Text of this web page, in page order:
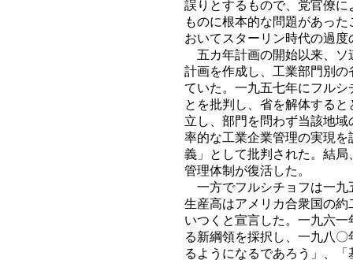
誤りとするもので、党官僚
ものに根本的な問題があっ
おいてスターリン時代の過
五カ年計画の開始以来、ソ
計画を作成し、工業部門別
ていた。一九五七年にフル
とを批判し、省を解体する
立し、部門を問わず当該地
率的な工業企業管理の実現
義」として批判された。結
管理体制が復活した。
一方でフルシチョフは一九
生産高はアメリカ合衆国の
いつくと宣言した。一九六
る新綱領を採択し、一九八
るようになるであろう」、